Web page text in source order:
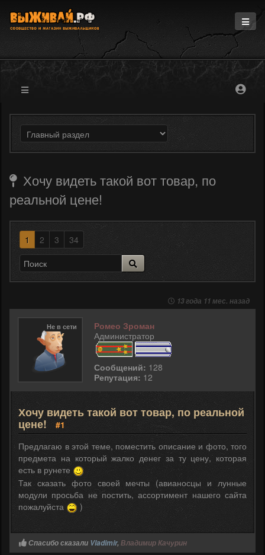
Информация
Магазин
Форум
Хочу видеть такой вот товар, по
реальной цене!
1 2 3 34
13 года 11 мес. назад
Не в сети
Ромео Зроман
Администратор
Сообщений: 128
Репутация: 12
Хочу видеть такой вот товар, по реальной
цене!
#1
Предлагаю в этой теме, поместить описание и фото, того
предмета на который жалко денег за ту цену, которая
есть в рунете
Так сказать фото своей мечты (авианосцы и лунные
модули просьба не постить, ассортимент нашего сайта
пожалуйста
)
Спасибо сказали Vladimir, Владимир Качурин